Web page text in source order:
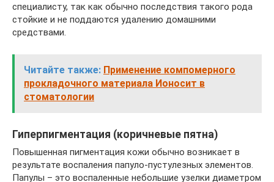
специалисту, так как обычно последствия такого рода
стойкие и не поддаются удалению домашними
средствами.
Читайте также: Применение компомерного
прокладочного материала Ионосит в
стоматологии
Гиперпигментация (коричневые пятна)
Повышенная пигментация кожи обычно возникает в
результате воспаления папуло-пустулезных элементов.
Папулы – это воспаленные небольшие узелки диаметром